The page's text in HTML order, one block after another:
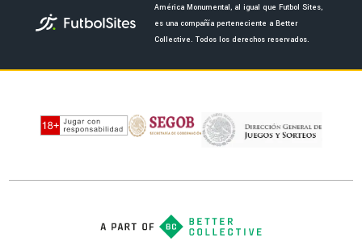
FEMENIL
entrenamientos con América Femenil